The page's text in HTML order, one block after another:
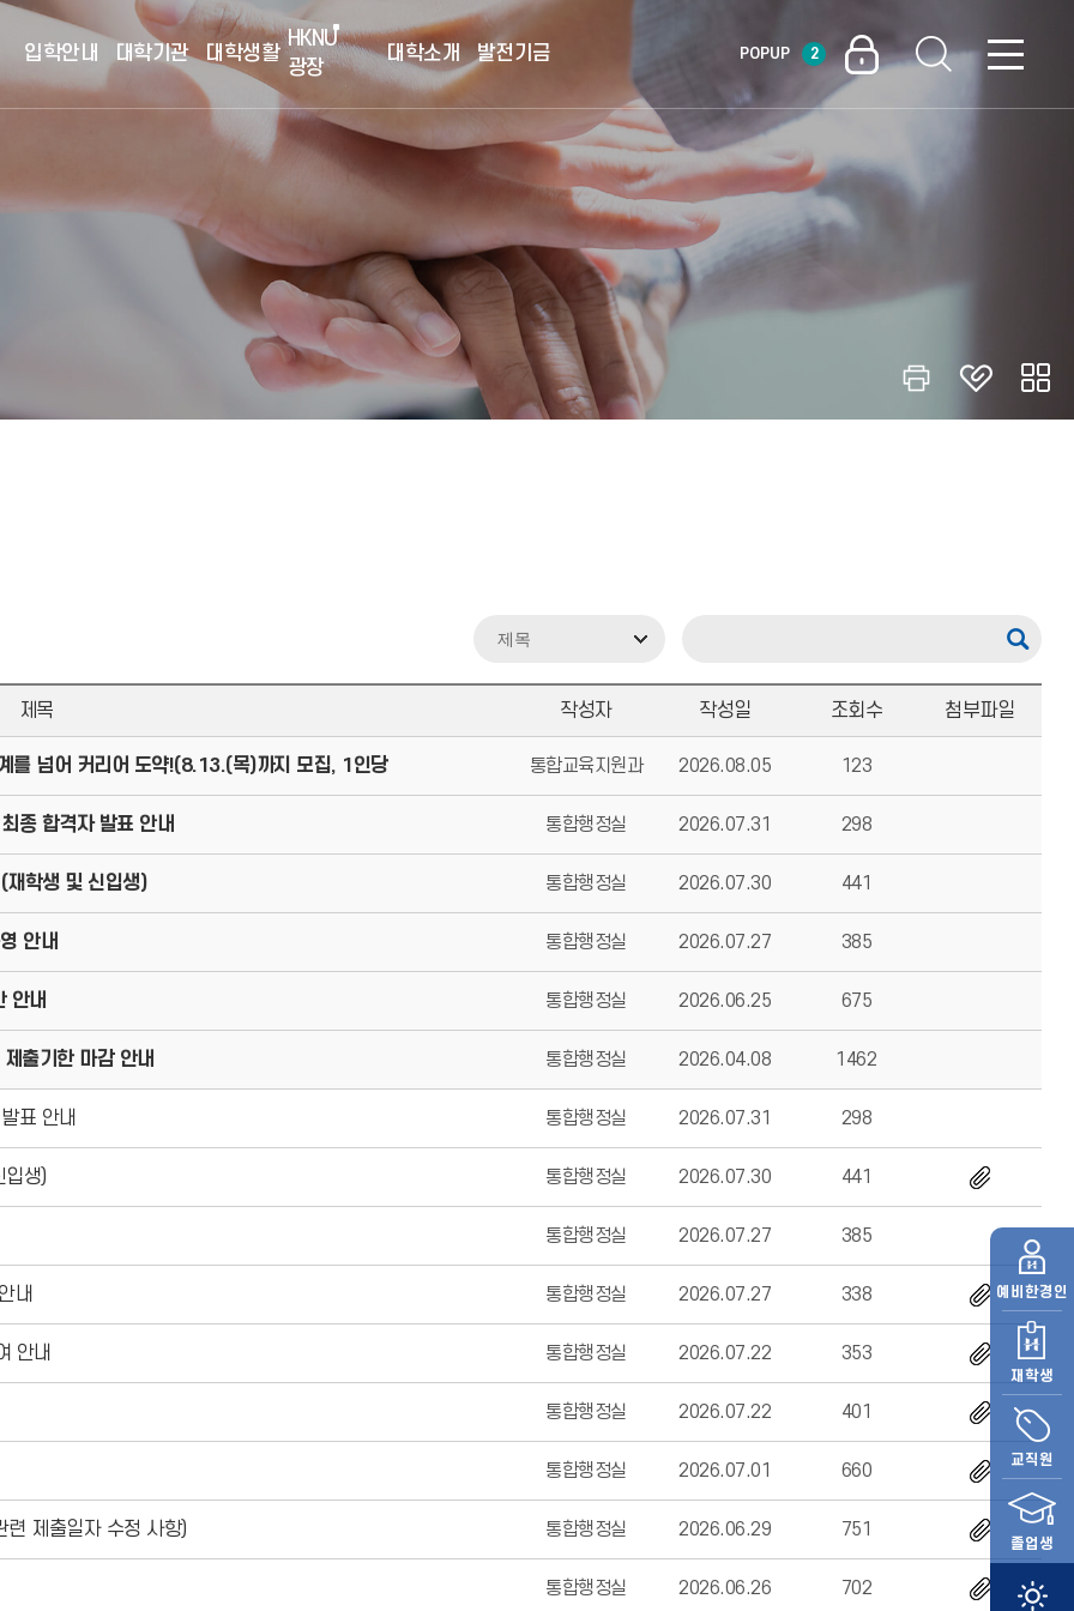
입학안내 대학기관 대학생활
HKNU
광장
대학소개 발전기금 POPUP 2
예비 한경인
재학생
교직원
졸업생
제목 작성자 작성일 조회수 첨부파일
를 넘어 커리어 도약!(8.13.(목)까지 모집, 1인당 통합교육지원과 2026.08.05 123
종 합격자 발표 안내 통합행정실 2026.07.31 298
학생 및 신입생) 통합행정실 2026.07.30 441
안내 통합행정실 2026.07.27 385
안내 통합행정실 2026.06.25 675
출기한 마감 안내 통합행정실 2026.04.08 1462
표 안내 통합행정실 2026.07.31 298
생) 통합행정실 2026.07.30 441
통합행정실 2026.07.27 385
내 통합행정실 2026.07.27 338
안내 통합행정실 2026.07.22 353
통합행정실 2026.07.22 401
통합행정실 2026.07.01 660
제출일자 수정 사항) 통합행정실 2026.06.29 751
통합행정실 2026.06.26 702